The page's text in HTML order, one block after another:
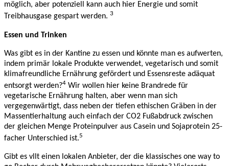
möglich, aber potenziell kann auch hier Energie und somit
Treibhausgase gespart werden. 3
Essen und Trinken
Was gibt es in der Kantine zu essen und könnte man es aufwerten,
indem primär lokale Produkte verwendet, vegetarisch und somit
klimafreundliche Ernährung gefördert und Essensreste adäquat
entsorgt werden?4 Wir wollen hier keine Brandrede für
vegetarische Ernährung halten, aber wenn man sich
vergegenwärtigt, dass neben der tiefen ethischen Gräben in der
Massentierhaltung auch einfach der CO2 Fußabdruck zwischen
der gleichen Menge Proteinpulver aus Casein und Sojaprotein 25-
facher Unterschied ist.5
Gibt es vllt einen lokalen Anbieter, der die klassisches one way to